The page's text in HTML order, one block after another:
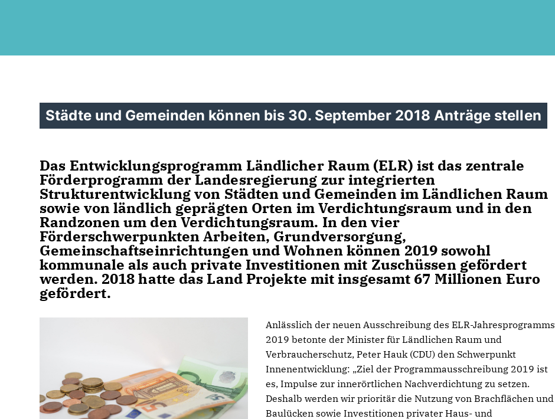
Städte und Gemeinden können bis 30. September 2018 Anträge stellen
Das Entwicklungsprogramm Ländlicher Raum (ELR) ist das zentrale
Förderprogramm der Landesregierung zur integrierten
Strukturentwicklung von Städten und Gemeinden im Ländlichen Raum
sowie von ländlich geprägten Orten im Verdichtungsraum und in den
Randzonen um den Verdichtungsraum. In den vier
Förderschwerpunkten Arbeiten, Grundversorgung,
Gemeinschaftseinrichtungen und Wohnen können 2019 sowohl
kommunale als auch private Investitionen mit Zuschüssen gefördert
werden. 2018 hatte das Land Projekte mit insgesamt 67 Millionen Euro
gefördert.
Anlässlich der neuen Ausschreibung des ELR-Jahresprogramms
2019 betonte der Minister für Ländlichen Raum und
Verbraucherschutz, Peter Hauk (CDU) den Schwerpunkt
Innenentwicklung: „Ziel der Programmausschreibung 2019 ist
es, Impulse zur innerörtlichen Nachverdichtung zu setzen.
Deshalb werden wir prioritär die Nutzung von Brachflächen und
Baulücken sowie Investitionen privater Haus- und